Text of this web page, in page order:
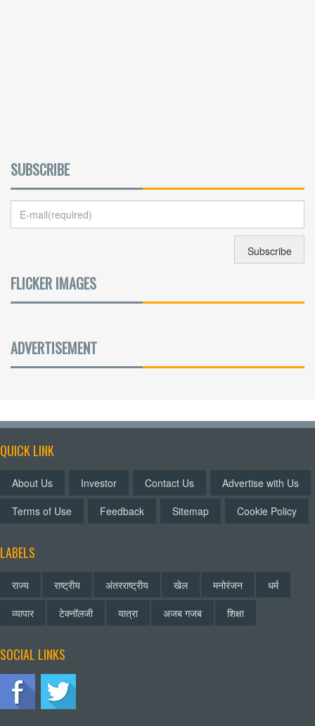
SUBSCRIBE
FLICKER IMAGES
ADVERTISEMENT
QUICK LINK
About Us Investor Contact Us
Advertise with Us
Terms of Use
Feedback Sitemap Cookie Policy
LABELS
राज्य राष्ट्रीय अंतरराष्ट्रीय खेल मनोरंजन
धर्म
व्यापार
टेक्नॉलजी यात्रा अजब गजब शिक्षा
SOCIAL LINKS